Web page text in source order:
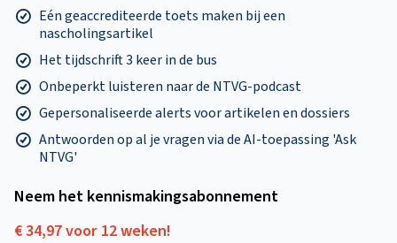
Eén geaccrediteerde toets maken bij een
nascholingsartikel
Het tijdschrift 3 keer in de bus
Onbeperkt luisteren naar de NTVG-podcast
Gepersonaliseerde alerts voor artikelen en dossiers
Antwoorden op al je vragen via de AI-toepassing 'Ask
NTVG'
Neem het kennismakings­abonnement
€ 34,97 voor 12 weken!